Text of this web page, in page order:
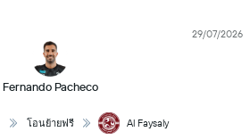
Fernando Pacheco
29/07/2026
โอนย้ายฟรี Al Faysaly